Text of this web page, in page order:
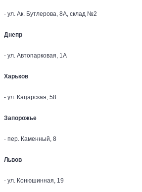
- ул. Ак. Бутлерова, 8А, склад №2
Днепр
- ул. Автопарковая, 1А
Харьков
- ул. Кацарская, 58
Запорожье
- пер. Каменный, 8
Львов
- ул. Конюшинная, 19